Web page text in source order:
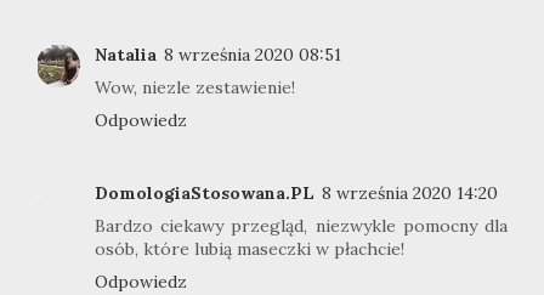
Natalia 8 września 2020 08:51
Wow, niezle zestawienie!
Odpowiedz
DomologiaStosowana.PL 8 września 2020 14:20
Bardzo ciekawy przegląd, niezwykle pomocny dla
osób, które lubią maseczki w płachcie!
Odpowiedz